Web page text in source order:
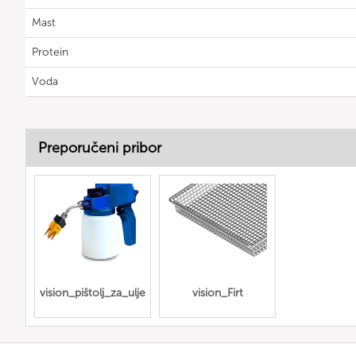
Mast
Protein
Voda
Preporučeni pribor
vision_pištolj_za_ulje vision_Firt